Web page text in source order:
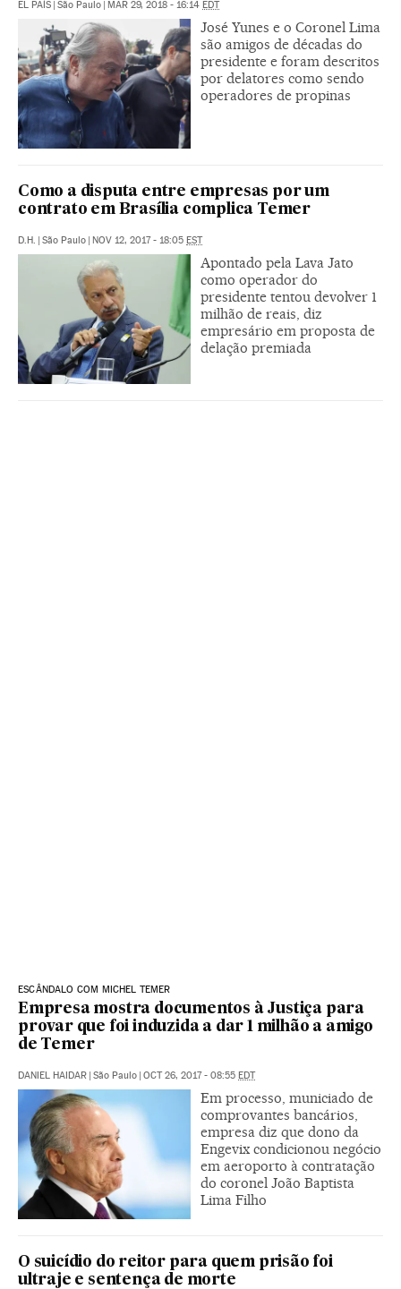
EL PAÍS São Paulo MAR 29, 2018 - 16:14 EDT
José Yunes e o Coronel Lima
são amigos de décadas do
presidente e foram descritos
por delatores como sendo
operadores de propinas
Como a disputa entre empresas por um
contrato em Brasília complica Temer
D.H. São Paulo NOV 12, 2017 - 18:05 EST
Apontado pela Lava Jato
como operador do
presidente tentou devolver 1
milhão de reais, diz
empresário em proposta de
delação premiada
ESCÂNDALO COM MICHEL TEMER
Empresa mostra documentos à Justiça para
provar que foi induzida a dar 1 milhão a amigo
de Temer
DANIEL HAIDAR | São Paulo | OCT 26, 2017 - 08:55 EDT
Em processo, municiado de
comprovantes bancários,
empresa diz que dono da
Engevix condicionou negócio
em aeroporto à contratação
do coronel João Baptista
Lima Filho
O suicídio do reitor para quem prisão foi
ultraje e sentença de morte